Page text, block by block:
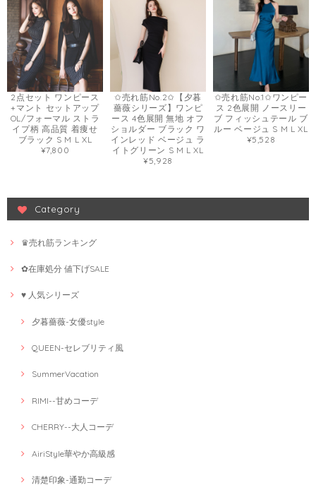
2点セット ワンピース
+マント セットアップ
OL/フォーマル ストラ
イプ柄 高品質 着痩せ
ブラック S M L XL
¥7,800
✩売れ筋No.2✩【夕暮
薔薇シリーズ】ワンピ
ース 4色展開 無地 オフ
ショルダー ブラック ワ
インレッド ベージュ ラ
イトグリーン S M L XL
¥5,928
✩売れ筋No.1✩ワンピー
ス 2色展開 ノースリー
ブ フィッシュテール ブ
ルー ベージュ S M L XL
¥5,528
Category
♛売れ筋ランキング
✿在庫処分 値下げSALE
♥ 人気シリーズ
夕暮薔薇-女優style
QUEEN-セレブリティ風
SummerVacation
RIMI--甘めコーデ
CHERRY--大人コーデ
AiriStyle華やか高級感
清楚印象-通勤コーデ